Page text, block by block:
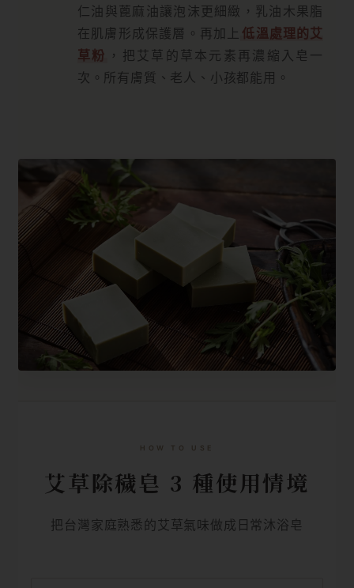
仁油與蓖麻油讓泡沫更細緻，乳油木果脂
在肌膚形成保護層。再加上 低溫處理的艾
草粉 ，把艾草的草本元素再濃縮入皂一
次。所有膚質、老人、小孩都能用。
HOW TO USE
艾草除穢皂 3 種使用情境
把台灣家庭熟悉的艾草氣味做成日常沐浴皂